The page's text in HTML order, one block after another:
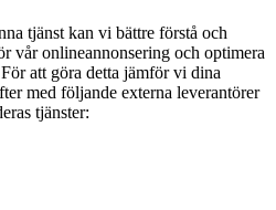
tjänst kan vi bättre förstå och
vår onlineannonsering och optimera
att göra detta jämför vi dina
med följande externa leverantörer
tjänster: